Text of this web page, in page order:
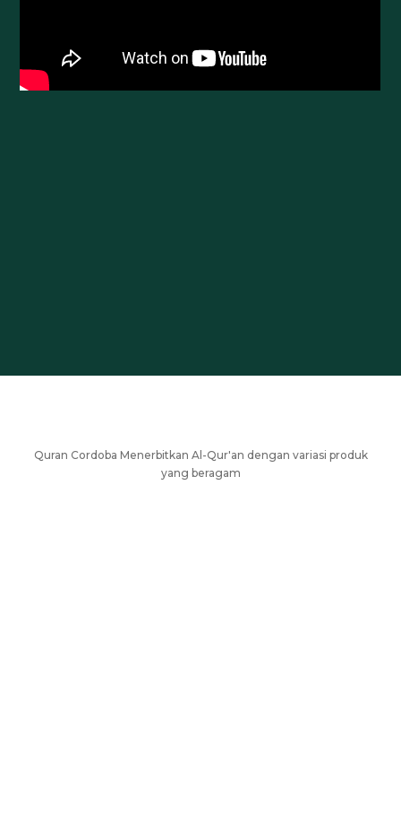
Quran Cordoba Menerbitkan Al-Qur'an dengan variasi produk
yang beragam